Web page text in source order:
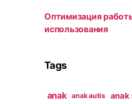
Оптимизация
использования
Tags
anak anak autis anak